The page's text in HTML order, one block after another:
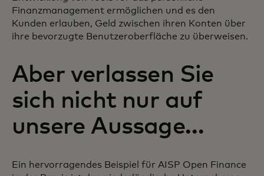
Finanzmanagement ermöglichen und es den
Kunden erlauben, Geld zwischen ihren Konten über
ihre bevorzugte Benutzeroberfläche zu überweisen.
Aber verlassen Sie
sich nicht nur auf
unsere Aussage…
Ein hervorragendes Beispiel für AISP Open Finance